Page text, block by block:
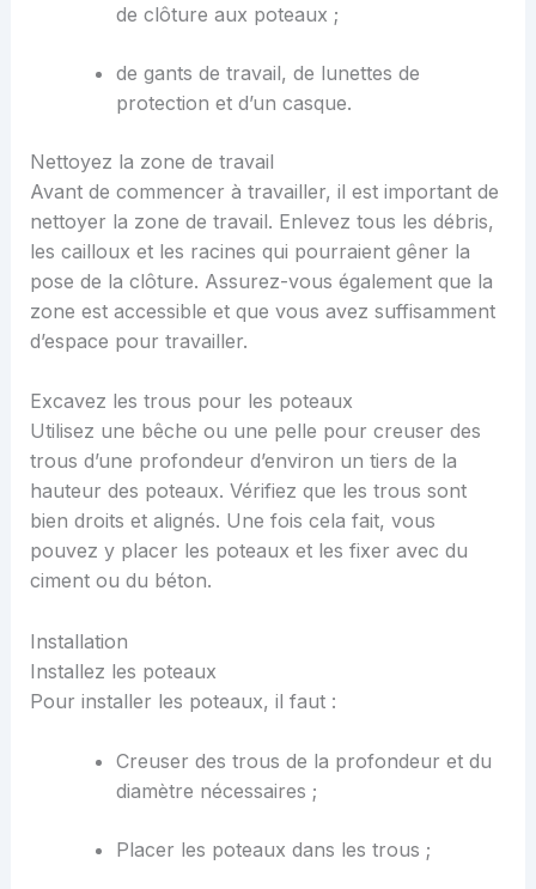
de clôture aux poteaux ;
de gants de travail, de lunettes de
protection et d’un casque.
Nettoyez la zone de travail
Avant de commencer à travailler, il est important de
nettoyer la zone de travail. Enlevez tous les débris,
les cailloux et les racines qui pourraient gêner la
pose de la clôture. Assurez-vous également que la
zone est accessible et que vous avez suffisamment
d’espace pour travailler.
Excavez les trous pour les poteaux
Utilisez une bêche ou une pelle pour creuser des
trous d’une profondeur d’environ un tiers de la
hauteur des poteaux. Vérifiez que les trous sont
bien droits et alignés. Une fois cela fait, vous
pouvez y placer les poteaux et les fixer avec du
ciment ou du béton.
Installation
Installez les poteaux
Pour installer les poteaux, il faut :
Creuser des trous de la profondeur et du
diamètre nécessaires ;
Placer les poteaux dans les trous ;